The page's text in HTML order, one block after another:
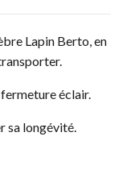
Lapin Berto, en
éclair.
sa longévité.